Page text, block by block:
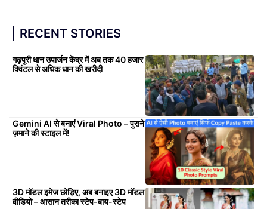
RECENT STORIES
गढ़पुरी धान उपार्जन केंद्र में अब तक 40 हजार
क्विंटल से अधिक धान की खरीदी
Gemini AI से बनाएं Viral Photo – पुराने
ज़माने की स्टाइल में!
3D मॉडल इमेज छोड़िए, अब बनाइए 3D मॉडल
वीडियो – आसान तरीका स्टेप-बाय-स्टेप